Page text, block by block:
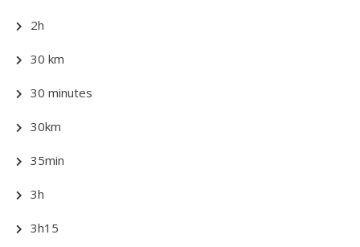
2h
30 km
30 minutes
30km
35min
3h
3h15